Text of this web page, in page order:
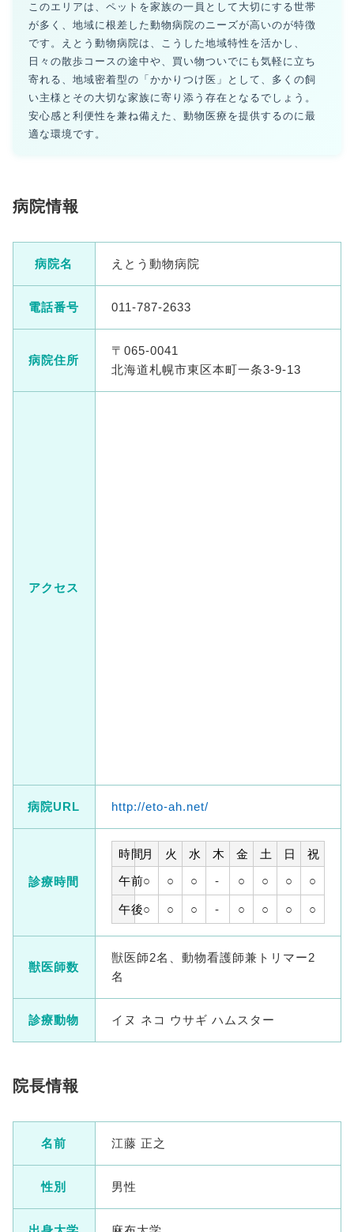
このエリアは、ペットを家族の一員として大切にする世帯
が多く、地域に根差した動物病院のニーズが高いのが特徴
です。えとう動物病院は、こうした地域特性を活かし、
日々の散歩コースの途中や、買い物ついでにも気軽に立ち
寄れる、地域密着型の「かかりつけ医」として、多くの飼
い主様とその大切な家族に寄り添う存在となるでしょう。
安心感と利便性を兼ね備えた、動物医療を提供するのに最
適な環境です。
病院情報
病院名 えとう動物病院
電話番号 011-787-2633
病院住所
〒065-0041
北海道札幌市東区本町一条3-9-13
アクセス
病院URL http://eto-ah.net/
診療時間
時間月 火 水 木 金 土 日
祝
午前○ ○ ○ - ○ ○ ○ ○
午後○ ○ ○ - ○ ○ ○ ○
獣医師数
獣医師2名、動物看護師兼トリマー2
名
診療動物 イヌ ネコ ウサギ ハムスター
院長情報
名前 江藤 正之
性別 男性